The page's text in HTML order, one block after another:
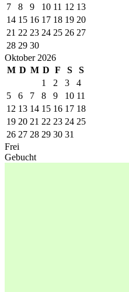
7
8 9 10 11 12 13
14 15 16 17 18 19 20
21 22 23 24 25 26 27
28 29 30
Oktober 2026
M D M D F S
S
1
2 3
4
5
6 7 8 9 10 11
12 13 14 15 16 17 18
19 20 21 22 23 24 25
26 27 28 29 30 31
Frei
Gebucht